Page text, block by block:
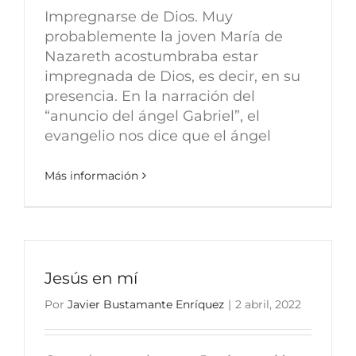
Impregnarse de Dios. Muy
probablemente la joven María de
Nazareth acostumbraba estar
impregnada de Dios, es decir, en su
presencia. En la narración del
“anuncio del ángel Gabriel”, el
evangelio nos dice que el ángel
Más información
Jesús en mí
Por Javier Bustamante Enríquez | 2 abril, 2022